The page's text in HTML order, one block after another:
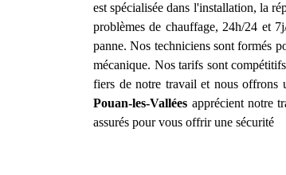
est spécialisée dans l'installation, la
problèmes de chauffage, 24h/24 et
panne. Nos techniciens sont formés
mécanique. Nos tarifs sont
fiers de notre travail et nous offrons
Pouan-les-Vallées apprécient notre
assurés pour vous offrir une sécurité